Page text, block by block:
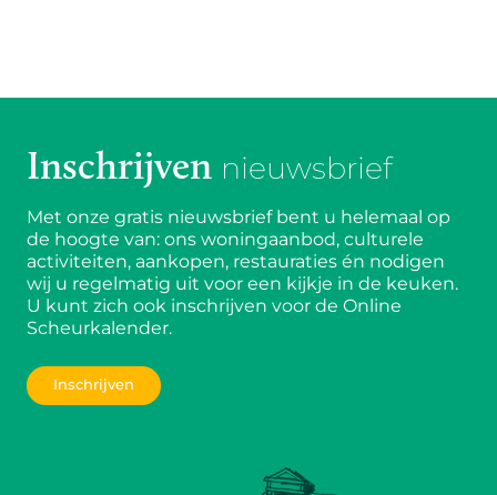
Inschrijven nieuwsbrief
Met onze gratis nieuwsbrief bent u helemaal op
de hoogte van: ons woningaanbod, culturele
activiteiten, aankopen, restauraties én nodigen
wij u regelmatig uit voor een kijkje in de keuken.
U kunt zich ook inschrijven voor de Online
Scheurkalender.
Inschrijven